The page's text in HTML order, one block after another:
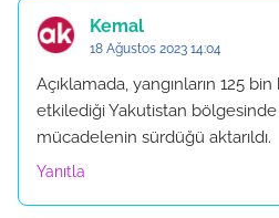
Kemal
18 Ağustos 2023 14:04
Açıklamada, yangınların 125
etkilediği Yakutistan
mücadelenin sürdüğü aktarıldı.
Yanıtla